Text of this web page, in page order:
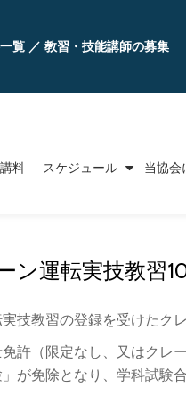
覧 ／ 教習・技能講師の募集
料 スケジュール 当協会
ン運転実技教習
技教習の登録を受けたク
許（限定なし、又はク
が免除となり、学科試験